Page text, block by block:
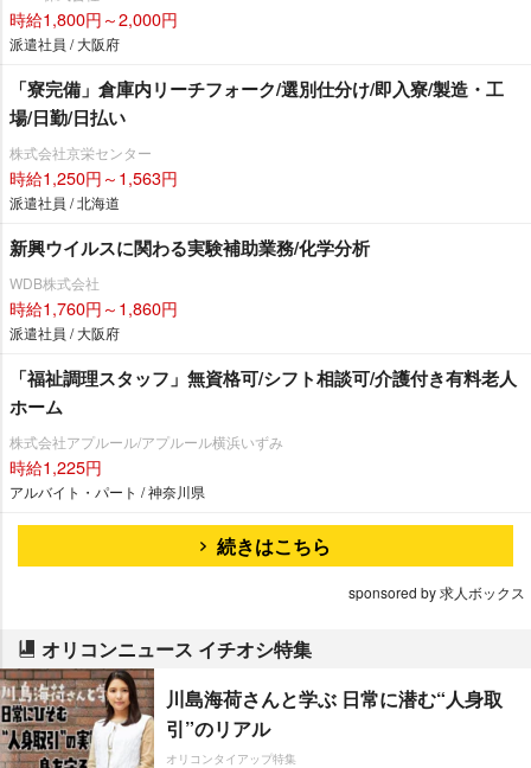
時給1,800円～2,000円
派遣社員 / 大阪府
「寮完備」倉庫内リーチフォーク/選別仕分け/即入寮/製造・工
場/日勤/日払い
株式会社京栄センター
時給1,250円～1,563円
派遣社員 / 北海道
新興ウイルスに関わる実験補助業務/化学分析
WDB株式会社
時給1,760円～1,860円
派遣社員 / 大阪府
「福祉調理スタッフ」無資格可/シフト相談可/介護付き有料老人
ホーム
株式会社アプルール/アプルール横浜いずみ
時給1,225円
アルバイト・パート / 神奈川県
続きはこちら
sponsored by 求人ボックス
オリコンニュース イチオシ特集
川島海荷さんと学ぶ 日常に潜む“人身取
引”のリアル
オリコンタイアップ特集